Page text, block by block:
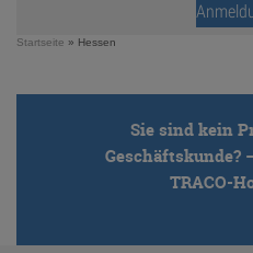
RATGEBER
SERVICE
Startseite » Hessen
Sie sind kein
Geschäftskunde?
TRACO-